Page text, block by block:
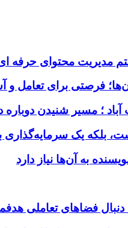
مدیریت محتوای حرفه ای
فرصتی برای تعامل و
؛ مسیر شنیدن دوباره
بلکه یک
دنبال فضاهای تعاملی